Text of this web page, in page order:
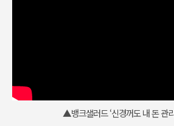
▲뱅크샐러드 ‘신경꺼도 내 돈 관